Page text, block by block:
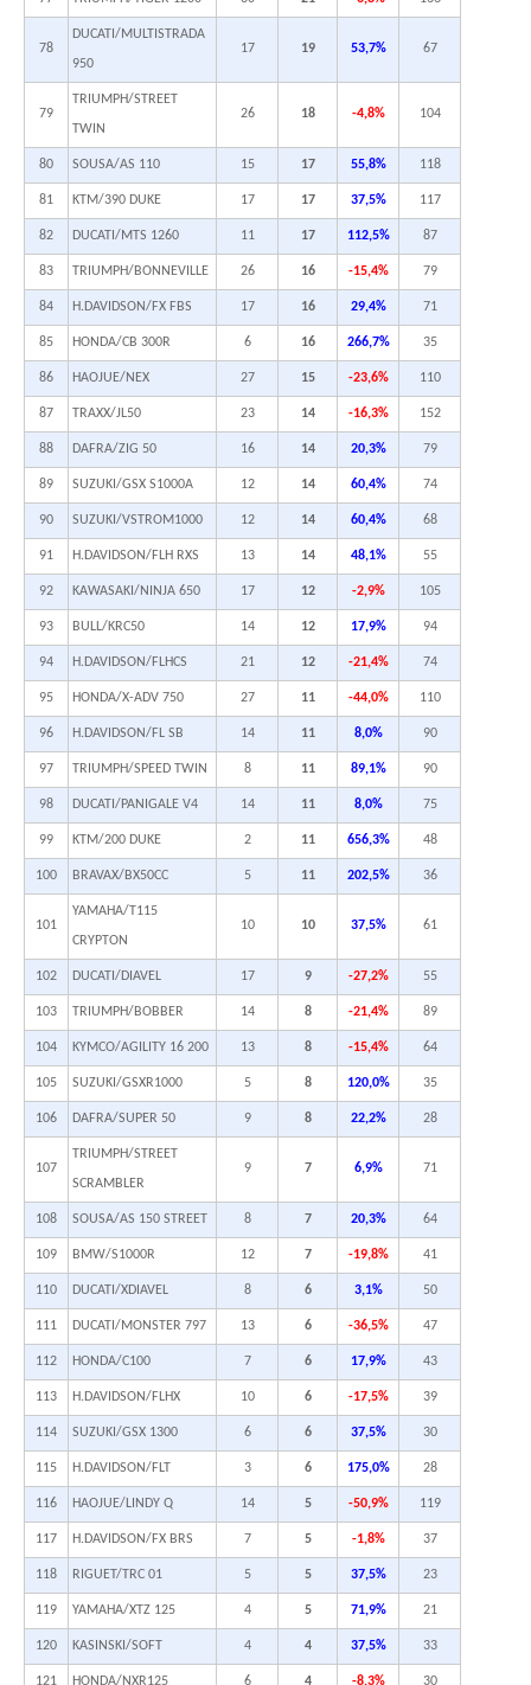
78
DUCATI/MULTISTRADA
950
17 19 53,7% 67
79
TRIUMPH/STREET
TWIN
26 18 -4,8% 104
80 SOUSA/AS 110 15 17 55,8% 118
81 KTM/390 DUKE 17 17 37,5% 117
82 DUCATI/MTS 1260 11 17 112,5% 87
83 TRIUMPH/BONNEVILLE 26 16 -15,4% 79
84 H.DAVIDSON/FX FBS 17 16 29,4% 71
85 HONDA/CB 300R 6 16 266,7% 35
86 HAOJUE/NEX 27 15 -23,6% 110
87 TRAXX/JL50 23 14 -16,3% 152
88 DAFRA/ZIG 50 16 14 20,3% 79
89 SUZUKI/GSX S1000A 12 14 60,4% 74
90 SUZUKI/VSTROM1000 12 14 60,4% 68
91 H.DAVIDSON/FLH RXS 13 14 48,1% 55
92 KAWASAKI/NINJA 650 17 12 -2,9% 105
93 BULL/KRC50 14 12 17,9% 94
94 H.DAVIDSON/FLHCS 21 12 -21,4% 74
95 HONDA/X-ADV 750 27 11 -44,0% 110
96 H.DAVIDSON/FL SB 14 11 8,0% 90
97 TRIUMPH/SPEED TWIN 8 11 89,1% 90
98 DUCATI/PANIGALE V4 14 11 8,0% 75
99 KTM/200 DUKE 2 11 656,3% 48
100 BRAVAX/BX50CC 5 11 202,5% 36
101
YAMAHA/T115
CRYPTON
10 10 37,5% 61
102 DUCATI/DIAVEL 17 9 -27,2% 55
103 TRIUMPH/BOBBER 14 8 -21,4% 89
104 KYMCO/AGILITY 16 200 13 8 -15,4% 64
105 SUZUKI/GSXR1000 5 8 120,0% 35
106 DAFRA/SUPER 50 9 8 22,2% 28
107
TRIUMPH/STREET
SCRAMBLER
9 7 6,9% 71
108 SOUSA/AS 150 STREET 8 7 20,3% 64
109 BMW/S1000R 12 7 -19,8% 41
110 DUCATI/XDIAVEL 8 6 3,1% 50
111 DUCATI/MONSTER 797 13 6 -36,5% 47
112 HONDA/C100 7 6 17,9% 43
113 H.DAVIDSON/FLHX 10 6 -17,5% 39
114 SUZUKI/GSX 1300 6 6 37,5% 30
115 H.DAVIDSON/FLT 3 6 175,0% 28
116 HAOJUE/LINDY Q 14 5 -50,9% 119
117 H.DAVIDSON/FX BRS 7 5 -1,8% 37
118 RIGUET/TRC 01 5 5 37,5% 23
119 YAMAHA/XTZ 125 4 5 71,9% 21
120 KASINSKI/SOFT 4 4 37,5% 33
121 HONDA/NXR125 6 4 -8,3% 30